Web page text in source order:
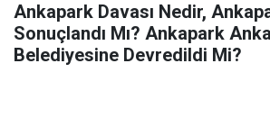
Ankapark Davası Nedir,
Sonuçlandı Mı? Ankapark
Belediyesine Devredildi Mi?